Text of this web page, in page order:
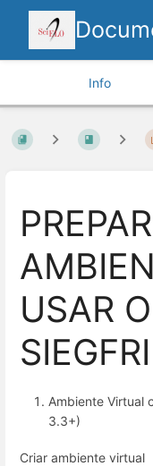
Info
USAR
Ambiente Virtual
3.3+)
Criar ambiente virtual